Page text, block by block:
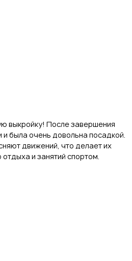
выкройку! После завершения
была очень довольна посадкой.
движений, что делает их
и занятий спортом.